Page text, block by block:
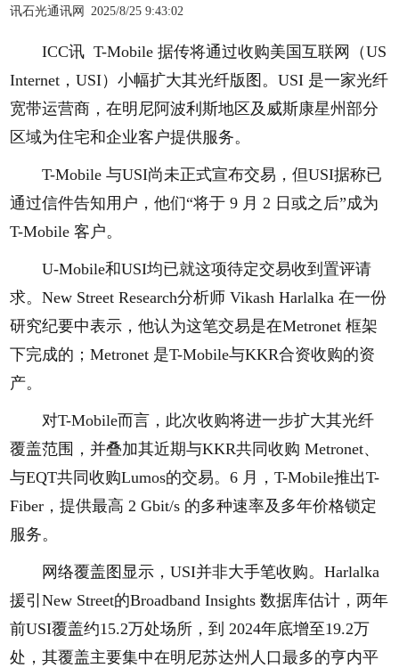
讯石光通讯网 2025/8/25 9:43:02
ICC讯 T-Mobile 据传将通过收购美国互联网（US
Internet，USI）小幅扩大其光纤版图。USI 是一家光纤
宽带运营商，在明尼阿波利斯地区及威斯康星州部分
区域为住宅和企业客户提供服务。
T-Mobile 与USI尚未正式宣布交易，但USI据称已
通过信件告知用户，他们“将于 9 月 2 日或之后”成为
T-Mobile 客户。
U-Mobile和USI均已就这项待定交易收到置评请
求。New Street Research分析师 Vikash Harlalka 在一份
研究纪要中表示，他认为这笔交易是在Metronet 框架
下完成的；Metronet 是T-Mobile与KKR合资收购的资
产。
对T-Mobile而言，此次收购将进一步扩大其光纤
覆盖范围，并叠加其近期与KKR共同收购 Metronet、
与EQT共同收购Lumos的交易。6 月，T-Mobile推出T-
Fiber，提供最高 2 Gbit/s 的多种速率及多年价格锁定
服务。
网络覆盖图显示，USI并非大手笔收购。Harlalka
援引New Street的Broadband Insights 数据库估计，两年
前USI覆盖约15.2万处场所，到 2024年底增至19.2万
处，其覆盖主要集中在明尼苏达州人口最多的亨内平